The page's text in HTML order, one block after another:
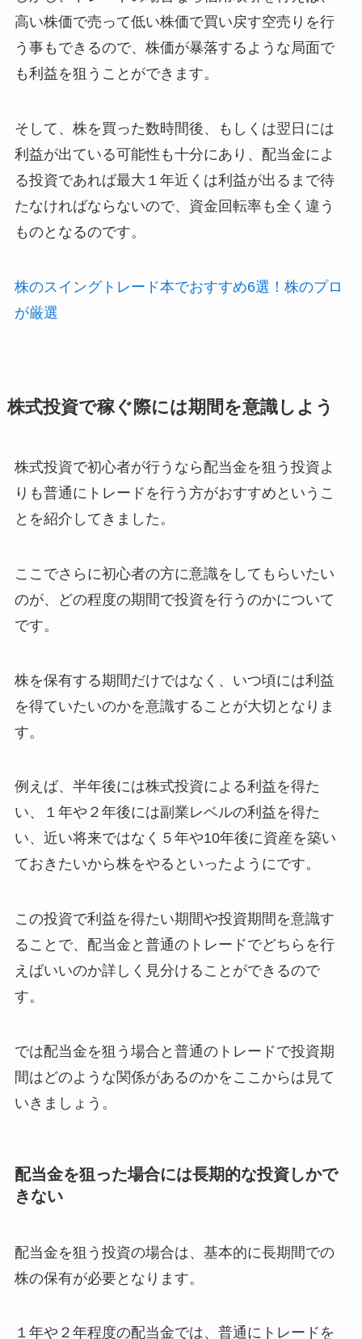
高い株価で売って低い株価で買い戻す空売りを行
う事もできるので、株価が暴落するような局面で
も利益を狙うことができます。
そして、株を買った数時間後、もしくは翌日には
利益が出ている可能性も十分にあり、配当金によ
る投資であれば最大１年近くは利益が出るまで待
たなければならないので、資金回転率も全く違う
ものとなるのです。
株のスイングトレード本でおすすめ6選！株のプロ
が厳選
株式投資で稼ぐ際には期間を意識しよう
株式投資で初心者が行うなら配当金を狙う投資よ
りも普通にトレードを行う方がおすすめというこ
とを紹介してきました。
ここでさらに初心者の方に意識をしてもらいたい
のが、どの程度の期間で投資を行うのかについて
です。
株を保有する期間だけではなく、いつ頃には利益
を得ていたいのかを意識することが大切となりま
す。
例えば、半年後には株式投資による利益を得た
い、１年や２年後には副業レベルの利益を得た
い、近い将来ではなく５年や10年後に資産を築い
ておきたいから株をやるといったようにです。
この投資で利益を得たい期間や投資期間を意識す
ることで、配当金と普通のトレードでどちらを行
えばいいのか詳しく見分けることができるので
す。
では配当金を狙う場合と普通のトレードで投資期
間はどのような関係があるのかをここからは見て
いきましょう。
配当金を狙った場合には長期的な投資しかで
きない
配当金を狙う投資の場合は、基本的に長期間での
株の保有が必要となります。
１年や２年程度の配当金では、普通にトレードを